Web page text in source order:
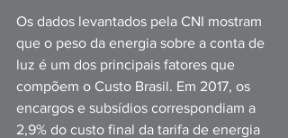
Os dados levantados pela CNI mostram
que o peso da energia sobre a conta de
luz é um dos principais fatores que
compõem o Custo Brasil. Em 2017, os
encargos e subsídios correspondiam a
2,9% do custo final da tarifa de energia